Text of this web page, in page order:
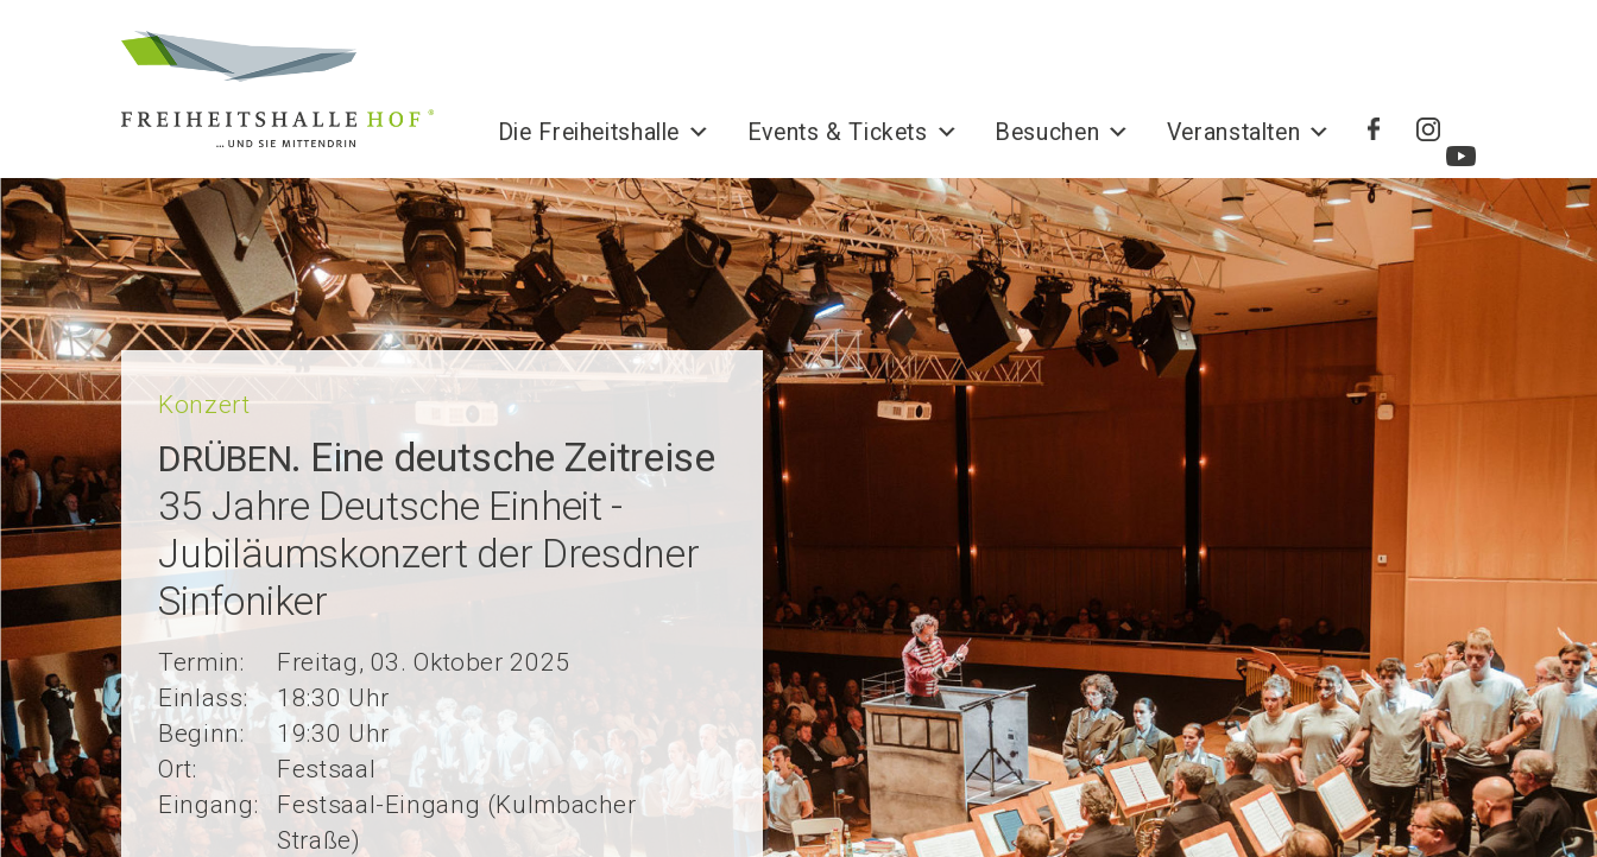
Die Freiheitshalle Events & Tickets Besuchen Veranstalten
Konzert
DRÜBEN. Eine deutsche Zeitreise
35 Jahre Deutsche Einheit -
Jubiläumskonzert der Dresdner
Sinfoniker
Termin:
Freitag, 03. Oktober 2025
Einlass:
18:30 Uhr
Beginn:
19:30 Uhr
Ort:
Festsaal
Eingang:
Festsaal-Eingang (Kulmbacher
Straße)